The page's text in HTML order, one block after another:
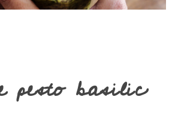
pesto basilic